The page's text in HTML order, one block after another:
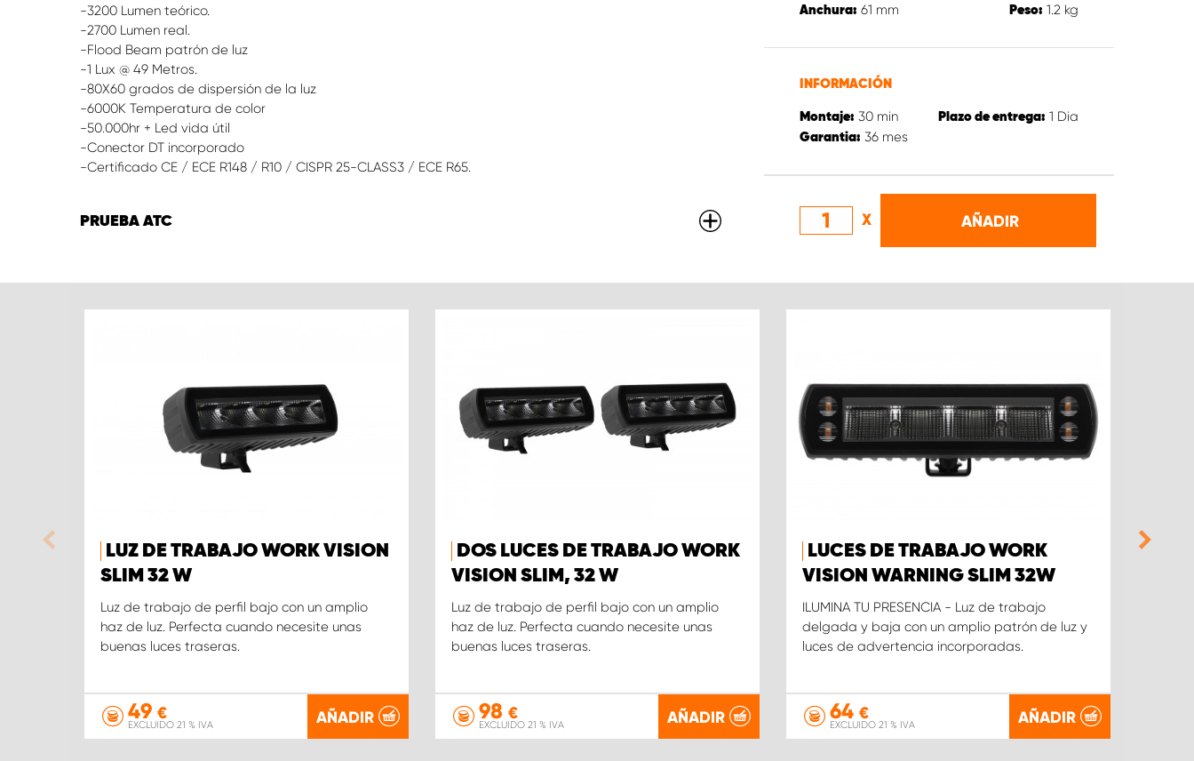
Anchura: 61 mm Peso: 1.2 kg
INFORMACIÓN
Montaje: 30 min Plazo de entrega: 1 Dia
Garantia: 36 mes
X AÑADIR
-3200 Lumen teórico.
-2700 Lumen real.
-Flood Beam patrón de luz
-1 Lux @ 49 Metros.
-80X60 grados de dispersión de la luz
-6000K Temperatura de color
-50.000hr + Led vida útil
-Conector DT incorporado
-Certificado CE / ECE R148 / R10 / CISPR 25-CLASS3 / ECE R65.
PRUEBA ATC
LUZ DE TRABAJO WORK VISION
SLIM 32 W
Luz de trabajo de perfil bajo con un amplio
haz de luz. Perfecta cuando necesite unas
buenas luces traseras.
49 €
EXCLUIDO 21 % IVA AÑADIR
DOS LUCES DE TRABAJO WORK
VISION SLIM, 32 W
Luz de trabajo de perfil bajo con un amplio
haz de luz. Perfecta cuando necesite unas
buenas luces traseras.
98 €
EXCLUIDO 21 % IVA AÑADIR
LUCES DE TRABAJO WORK
VISION WARNING SLIM 32W
ILUMINA TU PRESENCIA - Luz de trabajo
delgada y baja con un amplio patrón de luz y
luces de advertencia incorporadas.
64 €
EXCLUIDO 21 % IVA AÑADIR